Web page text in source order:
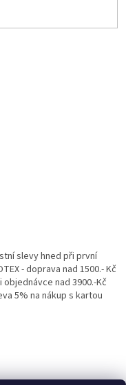
slevy hned při první
- doprava nad 1500.- Kč
objednávce nad 3900.-Kč
5% na nákup s kartou